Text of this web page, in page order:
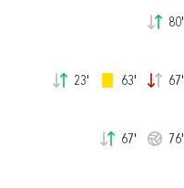
80'
23' 63' 67'
67' 76'